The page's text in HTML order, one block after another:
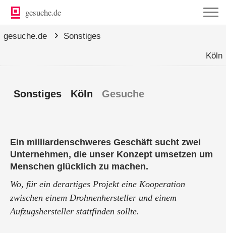
gesuche.de
gesuche.de › Sonstiges
Köln
Sonstiges Köln Gesuche
Ein milliardenschweres Geschäft sucht zwei
Unternehmen, die unser Konzept umsetzen um
Menschen glücklich zu machen.
Wo, für ein derartiges Projekt eine Kooperation
zwischen einem Drohnenhersteller und einem
Aufzugshersteller stattfinden sollte.